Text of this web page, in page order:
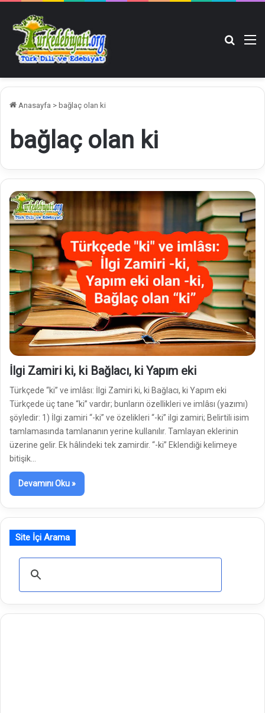
Anasayfa > bağlaç olan ki
bağlaç olan ki
İlgi Zamiri ki, ki Bağlacı, ki Yapım eki
Türkçede “ki” ve imlâsı: İlgi Zamiri ki, ki Bağlacı, ki Yapım eki
Türkçede üç tane “ki” vardır; bunların özellikleri ve imlâsı (yazımı)
şöyledir: 1) İlgi zamiri “-ki” ve özelikleri “-ki” ilgi zamiri; Belirtili isim
tamlamasında tamlananın yerine kullanılır. Tamlayan eklerinin
üzerine gelir. Ek hâlindeki tek zamirdir. “-ki” Eklendiği kelimeye
bitişik…
Devamını Oku »
Site İçi Arama